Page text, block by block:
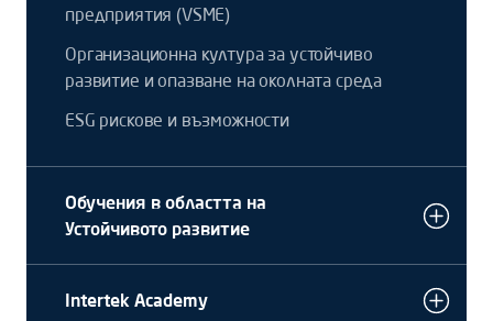
предприятия (VSME)
Организационна култура за устойчиво
развитие и опазване на околната среда
ESG рискове и възможности
Обучения в областта на
Устойчивото развитие
Intertek Academy